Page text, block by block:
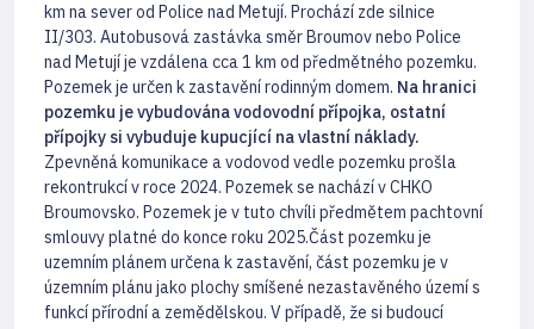
km na sever od Police nad Metují. Prochází zde silnice
II/303. Autobusová zastávka směr Broumov nebo Police
nad Metují je vzdálena cca 1 km od předmětného pozemku.
Pozemek je určen k zastavění rodinným domem. Na hranici
pozemku je vybudována vodovodní přípojka, ostatní
přípojky si vybuduje kupucjící na vlastní náklady.
Zpevněná komunikace a vodovod vedle pozemku prošla
rekontrukcí v roce 2024. Pozemek se nachází v CHKO
Broumovsko. Pozemek je v tuto chvíli předmětem pachtovní
smlouvy platné do konce roku 2025.Část pozemku je
uzemním plánem určena k zastavění, část pozemku je v
územním plánu jako plochy smíšené nezastavěného území s
funkcí přírodní a zemědělskou. V případě, že si budoucí